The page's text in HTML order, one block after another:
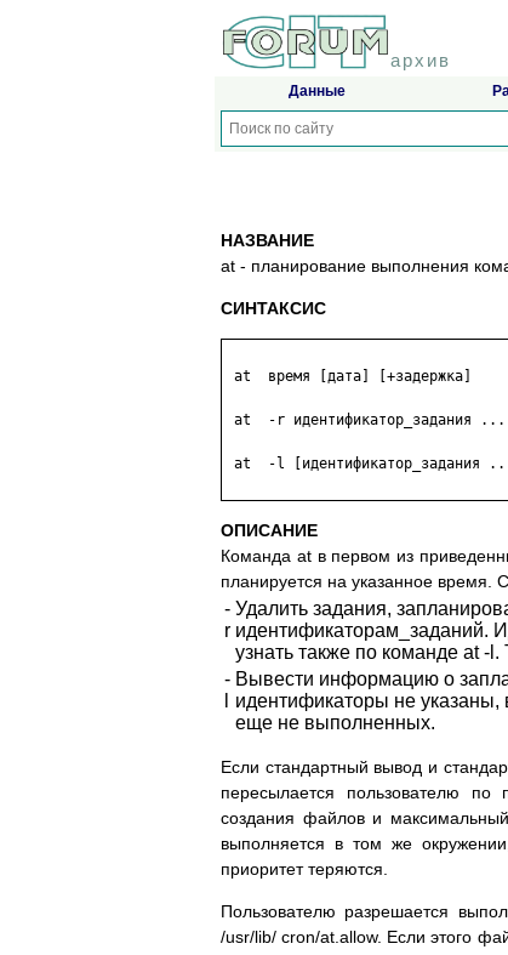
архив
Данные
НАЗВАНИЕ
at - планирование выполнения
СИНТАКСИС
at  время [дата] [+задержка]
at  -r идентификатор_задания ...
at  -l [идентификатор_задания
ОПИСАНИЕ
Команда at в первом из
планируется на указанное время.
-
r
Удалить задания,
идентификаторам_заданий.
узнать также по команде at -
- Вывести информацию о
идентификаторы не указаны,
еще не выполненных.
Если стандартный вывод и
пересылается пользователю
создания файлов и
выполняется в том же
приоритет теряются.
Пользователю разрешается
/usr/lib/ cron/at.allow. Если этого